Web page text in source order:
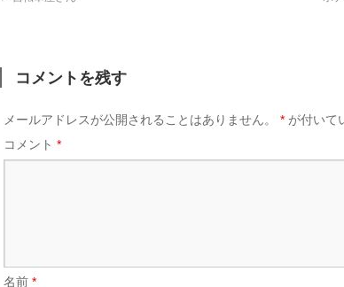
コメントを残す
メールアドレスが公開されることはありません。 * が付いて
コメント *
名前 *